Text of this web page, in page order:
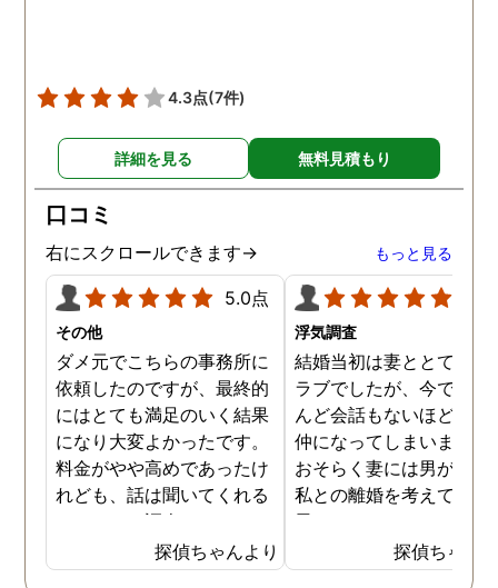
らしいです。 また、さまざ
り、私の精神的なフォロー
だけでなく、その後の弁護
士の紹介やアドバイスもし
ていただき、これから夫と
闘う自信もつきました。 本
当にMJリサーチさんにそ
して代表の方に出会えてよ
かったと思いました。 今度
お会いできる時は、いい報
告ができるようにしたいで
す。
お願いしたいと思ってお
ます。本当にありがとう
ざいました。
4.3点(7件)
詳細を見る 無料見積もり
口コミ
右にスクロールできます→ もっと見る
5.0点
その他
ダメ元でこちらの事務所に
依頼したのですが、最終的
にはとても満足のいく結果
になり大変よかったです。
料金がやや高めであったけ
れども、話は聞いてくれる
しきちんと調査してくれる
しで非常に満足していま
す。調査が終わった後もし
探偵ちゃんより
浮気調査
結婚当初は妻ととてもラ
ラブでしたが、今ではほ
んど会話もないほど険悪
仲になってしまいました
おそらく妻には男がおり
私との離婚を考えている
思います。そこでどうせ
婚をするのならと思い、
の不倫の証拠を押さえて
探偵ちゃん